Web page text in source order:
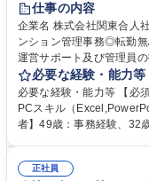
仕事の内容
企業名 株式会社関東合人社 求人名 未経験・ベテラン歓迎【お茶の水
ンション管理事務◎転勤無/年休123日 仕事の内容 ■
運営サポート及び管理員
事務所内での事務業務等
【年収補足】532万円 ＋
実績） ＋管理業務主任者
人社計画研究所社のグル
無/年休123日
必要な経験・能力等
必要な経験・能力等 【必
PCスキル（Excel,PowerPoint,Word） ■積極的
者】49歳：事務経験、32歳：ドラ
得出来ております！ 【魅
正社員